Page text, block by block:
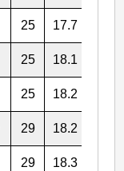
25 17.7
25 18.1
25 18.2
29 18.2
29 18.3